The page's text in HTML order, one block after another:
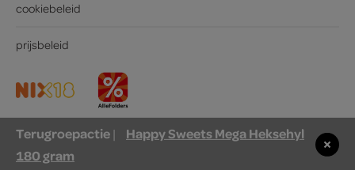
cookiebeleid
prijsbeleid
Terugroepactie|
Happy Sweets Mega Heksehyl
180 gram